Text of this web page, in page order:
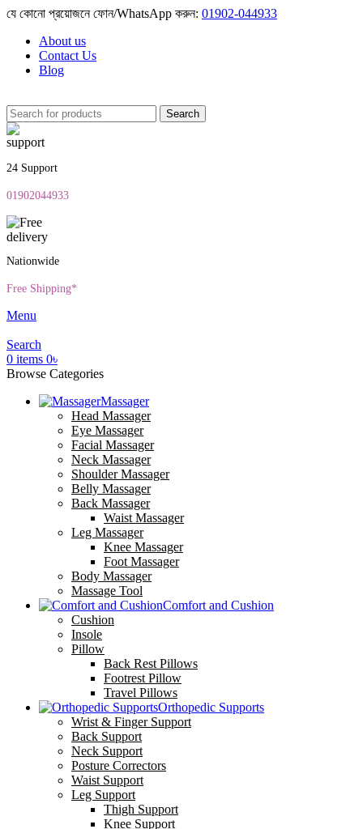
যে কোনো প্রয়োজনে ফোন/WhatsApp করুন: 01902-044933
About us
Contact Us
Blog
Search
24 Support
01902044933
Nationwide
Free Shipping*
Menu
Search
0 items 0৳
Browse Categories
Massager
Head Massager
Eye Massager
Facial Massager
Neck Massager
Shoulder Massager
Belly Massager
Back Massager
Waist Massager
Leg Massager
Knee Massager
Foot Massager
Body Massager
Massage Tool
Comfort and Cushion
Cushion
Insole
Pillow
Back Rest Pillows
Footrest Pillow
Travel Pillows
Orthopedic Supports
Wrist & Finger Support
Back Support
Neck Support
Posture Correctors
Waist Support
Leg Support
Thigh Support
Knee Support